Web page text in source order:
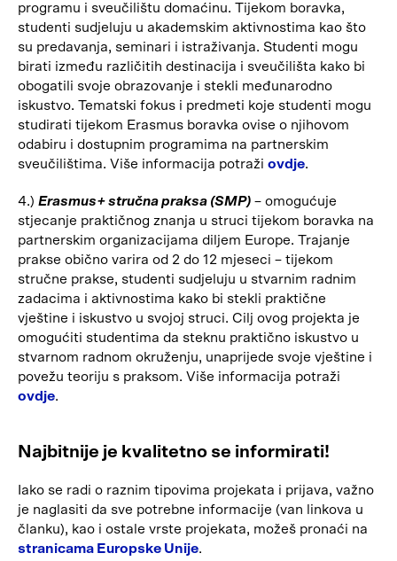
programu i sveučilištu domaćinu. Tijekom boravka,
studenti sudjeluju u akademskim aktivnostima kao što
su predavanja, seminari i istraživanja. Studenti mogu
birati između različitih destinacija i sveučilišta kako bi
obogatili svoje obrazovanje i stekli međunarodno
iskustvo. Tematski fokus i predmeti koje studenti mogu
studirati tijekom Erasmus boravka ovise o njihovom
odabiru i dostupnim programima na partnerskim
sveučilištima. Više informacija potraži ovdje.
4.) Erasmus+ stručna praksa (SMP) – omogućuje
stjecanje praktičnog znanja u struci tijekom boravka na
partnerskim organizacijama diljem Europe. Trajanje
prakse obično varira od 2 do 12 mjeseci – tijekom
stručne prakse, studenti sudjeluju u stvarnim radnim
zadacima i aktivnostima kako bi stekli praktične
vještine i iskustvo u svojoj struci. Cilj ovog projekta je
omogućiti studentima da steknu praktično iskustvo u
stvarnom radnom okruženju, unaprijede svoje vještine i
povežu teoriju s praksom. Više informacija potraži
ovdje.
Najbitnije je kvalitetno se informirati!
Iako se radi o raznim tipovima projekata i prijava, važno
je naglasiti da sve potrebne informacije (van linkova u
članku), kao i ostale vrste projekata, možeš pronaći na
stranicama Europske Unije.